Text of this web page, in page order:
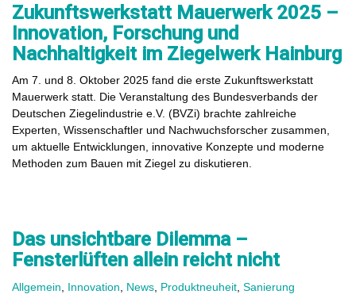
Zukunftswerkstatt Mauerwerk 2025 –
Innovation, Forschung und
Nachhaltigkeit im Ziegelwerk Hainburg
Am 7. und 8. Oktober 2025 fand die erste Zukunftswerkstatt
Mauerwerk statt. Die Veranstaltung des Bundesverbands der
Deutschen Ziegelindustrie e.V. (BVZi) brachte zahlreiche
Experten, Wissenschaftler und Nachwuchsforscher zusammen,
um aktuelle Entwicklungen, innovative Konzepte und moderne
Methoden zum Bauen mit Ziegel zu diskutieren.
Das unsichtbare Dilemma –
Fensterlüften allein reicht nicht
Allgemein Innovation News Produktneuheit Sanierung